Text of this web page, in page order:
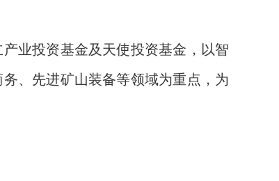
业投资基金及天使投资基金，以智
、先进矿山装备等领域为重点，为